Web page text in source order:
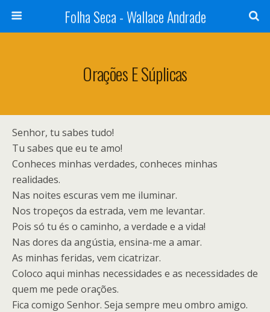
Folha Seca - Wallace Andrade
Orações E Súplicas
Senhor, tu sabes tudo!
Tu sabes que eu te amo!
Conheces minhas verdades, conheces minhas
realidades.
Nas noites escuras vem me iluminar.
Nos tropeços da estrada, vem me levantar.
Pois só tu és o caminho, a verdade e a vida!
Nas dores da angústia, ensina-me a amar.
As minhas feridas, vem cicatrizar.
Coloco aqui minhas necessidades e as necessidades de
quem me pede orações.
Fica comigo Senhor. Seja sempre meu ombro amigo.